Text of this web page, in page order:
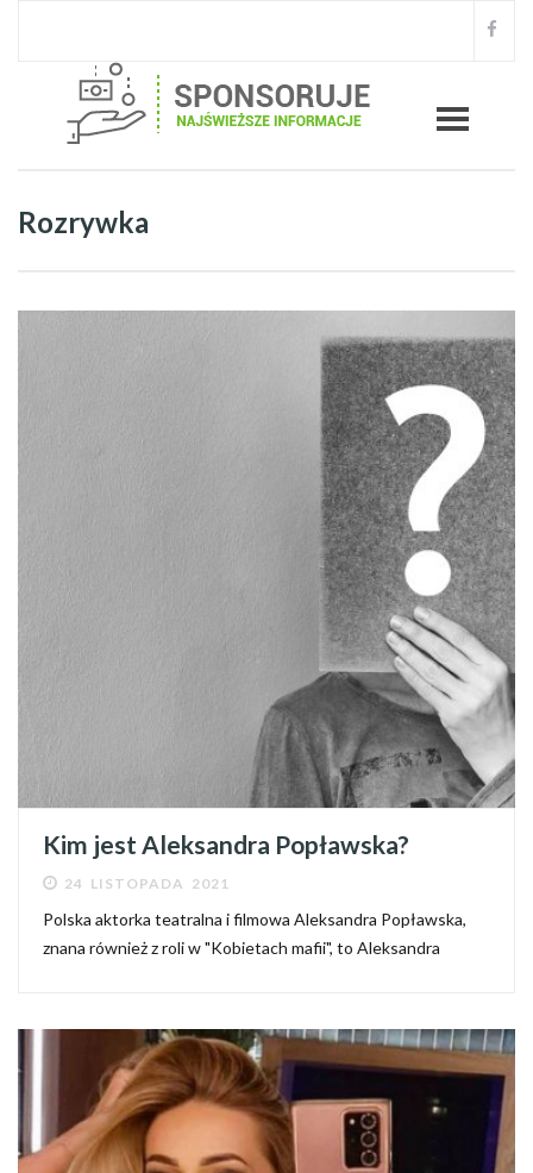
Rozrywka
Kim jest Aleksandra Popławska?
24 LISTOPADA 2021
Polska aktorka teatralna i filmowa Aleksandra Popławska,
znana również z roli w "Kobietach mafii", to Aleksandra
wszystkie...